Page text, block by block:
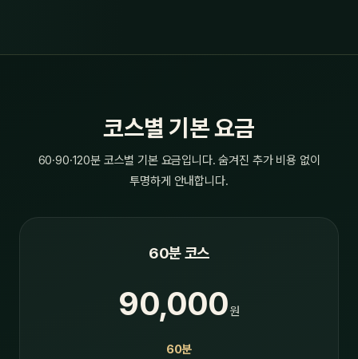
코스별 기본 요금
60·90·120분 코스별 기본 요금입니다. 숨겨진 추가 비용 없이
투명하게 안내합니다.
60분 코스
90,000원
60분